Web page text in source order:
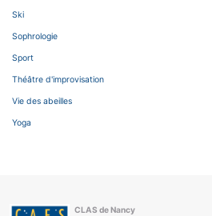
Ski
Sophrologie
Sport
Théâtre d'improvisation
Vie des abeilles
Yoga
CLAS de Nancy